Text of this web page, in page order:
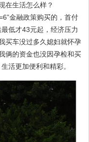
在生活怎么样？
金融政策购买的，首付
低才43元起，经济压力
买车没过多久媳妇就怀孕
俩的资金也没因孕检和买
活更加便利和精彩。